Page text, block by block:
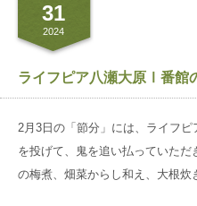
見学のお申し込み
グループサイト
京都近衛リハビリ病院
京都大原記念病院
31
2024
ライフピア八瀬大原Ⅰ番館
2月3日の「節分」には、ライフ
を投げて、鬼を追い払っていた
の梅煮、畑菜からし和え、大根炊